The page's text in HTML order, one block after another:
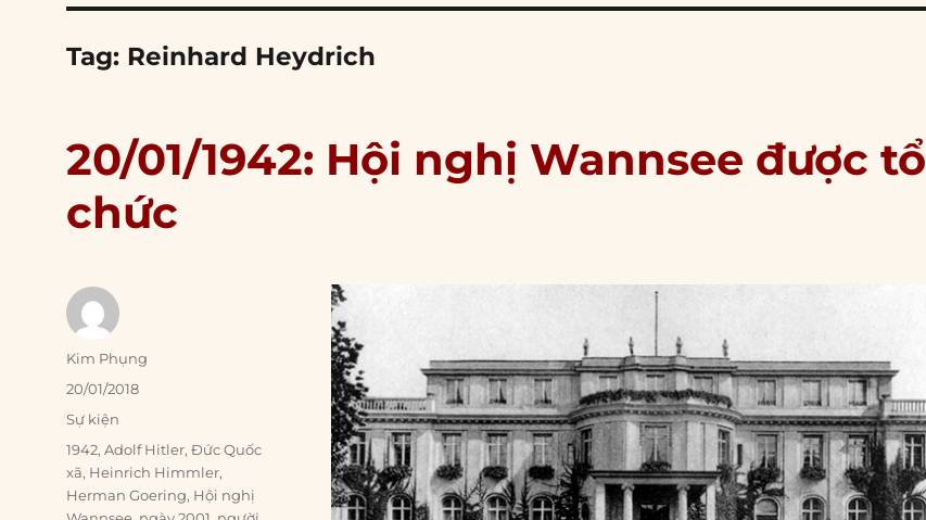
Tag: Reinhard Heydrich
20/01/1942: Hội nghị Wannsee được tổ
chức
Author
Kim Phụng
Posted
20/01/2018
Categories
Sự kiện
Tags
1942,Adolf Hitler,Đức Quốc
xã, Heinrich Himmler,
Herman Goering, Hội nghị